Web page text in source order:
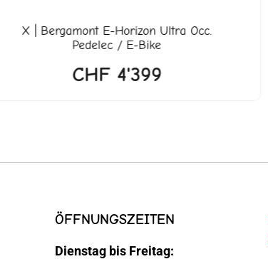
X | Bergamont E-Horizon Ultra Occ.
Pedelec / E-Bike
CHF4'399
ÖFFNUNGSZEITEN
Dienstag bis Freitag: